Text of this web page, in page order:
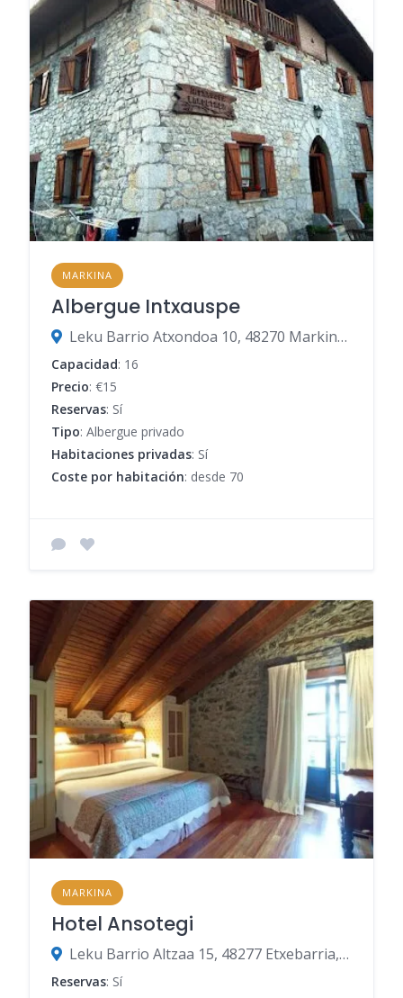
MARKINA
Albergue Intxauspe
Leku Barrio Atxondoa 10, 48270 Markina-Xemein, Vizcaya, España
Capacidad: 16
Precio: €15
Reservas: Sí
Tipo: Albergue privado
Habitaciones privadas: Sí
Coste por habitación: desde 70
MARKINA
Hotel Ansotegi
Leku Barrio Altzaa 15, 48277 Etxebarria, Vizcaya, España
Reservas: Sí